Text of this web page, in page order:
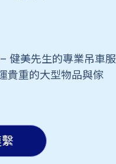
健美先生的專業吊車服
貴重的大型物品與傢